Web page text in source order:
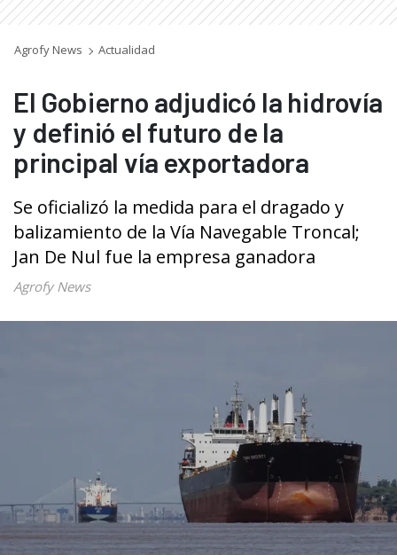
Agrofy News Actualidad
El Gobierno adjudicó la hidrovía
y definió el futuro de la
principal vía exportadora
Se oficializó la medida para el dragado y
balizamiento de la Vía Navegable Troncal;
Jan De Nul fue la empresa ganadora
Agrofy News